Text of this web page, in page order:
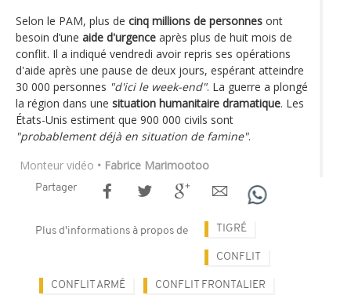
Selon le PAM, plus de cinq millions de personnes ont
besoin d’une aide d'urgence après plus de huit mois de
conflit. Il a indiqué vendredi avoir repris ses opérations
d'aide après une pause de deux jours, espérant atteindre
30 000 personnes "d'ici le week-end". La guerre a plongé
la région dans une situation humanitaire dramatique. Les
États-Unis estiment que 900 000 civils sont
"probablement déjà en situation de famine".
Monteur vidéo • Fabrice Marimootoo
Partager
Plus d'informations à propos de TIGRÉ
CONFLIT
CONFLIT ARMÉ CONFLIT FRONTALIER